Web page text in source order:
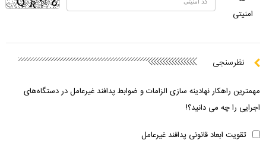
امنیتی
نظرسنجی
مهمترین راهکار نهادینه سازی الزامات و ضوابط پدافند غیرعامل در دستگاه‌های
اجرایی را چه می دانید؟!
تقویت ابعاد قانونی پدافند غیرعامل